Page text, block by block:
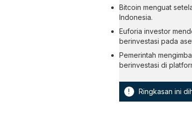
Bitcoin menguat
Indonesia.
Euforia investor
berinvestasi pada
Pemerintah
berinvestasi di
! Ringkasan ini